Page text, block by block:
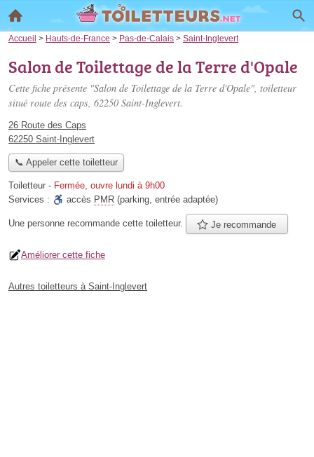
Accueil > Hauts-de-France > Pas-de-Calais > Saint-Inglevert
Salon de Toilettage de la Terre d'Opale
Cette fiche présente "Salon de Toilettage de la Terre d'Opale", toiletteur
situé route des caps, 62250 Saint-Inglevert.
26 Route des Caps
62250 Saint-Inglevert
📞 Appeler cette toiletteur
Toiletteur - Fermée, ouvre lundi à 9h00
Services :
accès PMR (parking, entrée adaptée)
Une personne recommande cette toiletteur. Je recommande
Améliorer cette fiche
Autres toiletteurs à Saint-Inglevert